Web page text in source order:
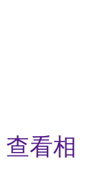
查看相